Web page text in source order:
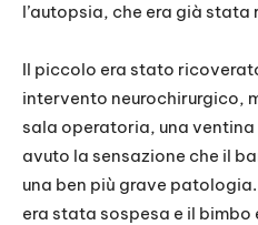
l’autopsia, che era già
Il piccolo era stato
intervento neurochirurgico,
sala operatoria, una
avuto la sensazione che il
una ben più grave
era stata sospesa e il